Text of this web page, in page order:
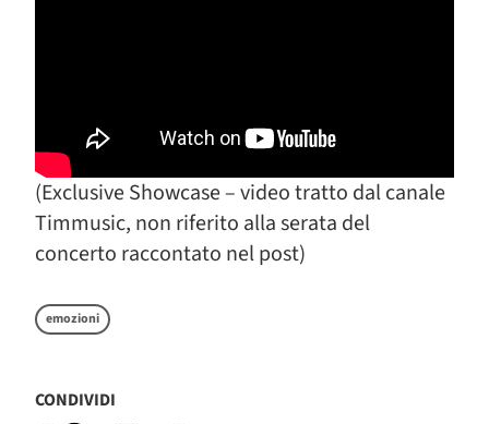
(Exclusive Showcase – video tratto dal canale
Timmusic, non riferito alla serata del
concerto raccontato nel post)
emozioni
CONDIVIDI